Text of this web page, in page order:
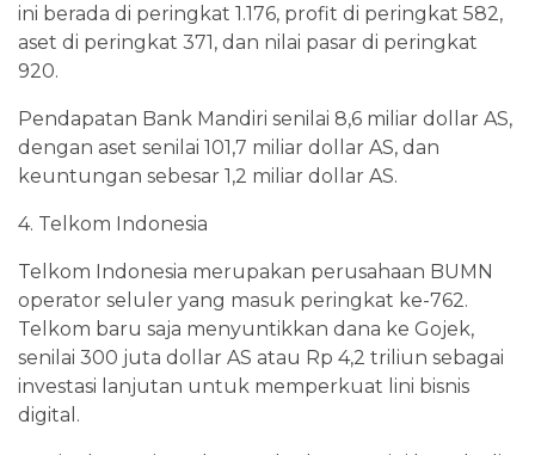
ini berada di peringkat 1.176, profit di peringkat 582,
aset di peringkat 371, dan nilai pasar di peringkat
920.
Pendapatan Bank Mandiri senilai 8,6 miliar dollar AS,
dengan aset senilai 101,7 miliar dollar AS, dan
keuntungan sebesar 1,2 miliar dollar AS.
4. Telkom Indonesia
Telkom Indonesia merupakan perusahaan BUMN
operator seluler yang masuk peringkat ke-762.
Telkom baru saja menyuntikkan dana ke Gojek,
senilai 300 juta dollar AS atau Rp 4,2 triliun sebagai
investasi lanjutan untuk memperkuat lini bisnis
digital.